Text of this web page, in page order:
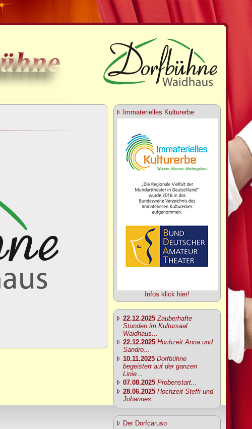
Immaterielles Kulturerbe
Infos klick hier!
22.12.2025 Zauberhafte
Stunden im Kultursaal
Waidhaus...
22.12.2025 Hochzeit Anna und
Sandro...
10.11.2025 Dorfbühne
begeistert auf der ganzen
Linie...
07.08.2025 Probenstart...
28.06.2025 Hochzeit Steffi und
Johannes...
Der Dorfcaruso